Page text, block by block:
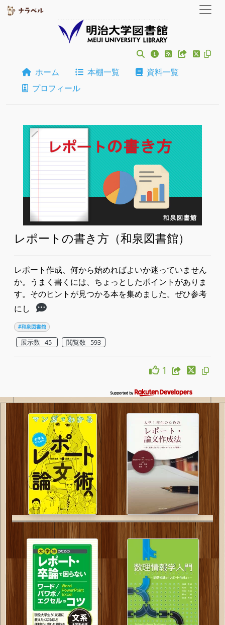
ホーム 本棚一覧
資料一覧
プロフィール
レポートの書き方（和泉図書館）
レポート作成、何から始めればよいか迷っていません
か。うまく書くには、ちょっとしたポイントがありま
す。そのヒントが見つかる本を集めました。ぜひ参考
にし
#和泉図書館
展示数 45 閲覧数 593
1